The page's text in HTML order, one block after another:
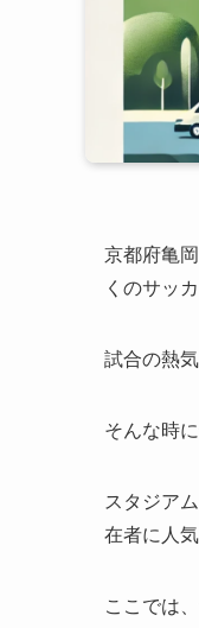
京都府亀
くのサッ
試合の熱
そんな時
スタジア
在者に人気
ここでは